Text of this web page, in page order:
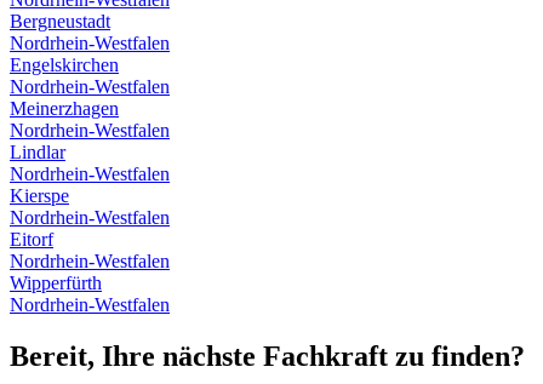
Bergneustadt
Nordrhein-Westfalen
Engelskirchen
Nordrhein-Westfalen
Meinerzhagen
Nordrhein-Westfalen
Lindlar
Nordrhein-Westfalen
Kierspe
Nordrhein-Westfalen
Eitorf
Nordrhein-Westfalen
Wipperfürth
Nordrhein-Westfalen
Bereit, Ihre nächste Fachkraft zu finden?